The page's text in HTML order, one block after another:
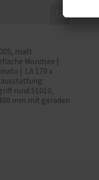
matt
Mondsee |
| LA 170 x
rund S1010,
mm mit geraden